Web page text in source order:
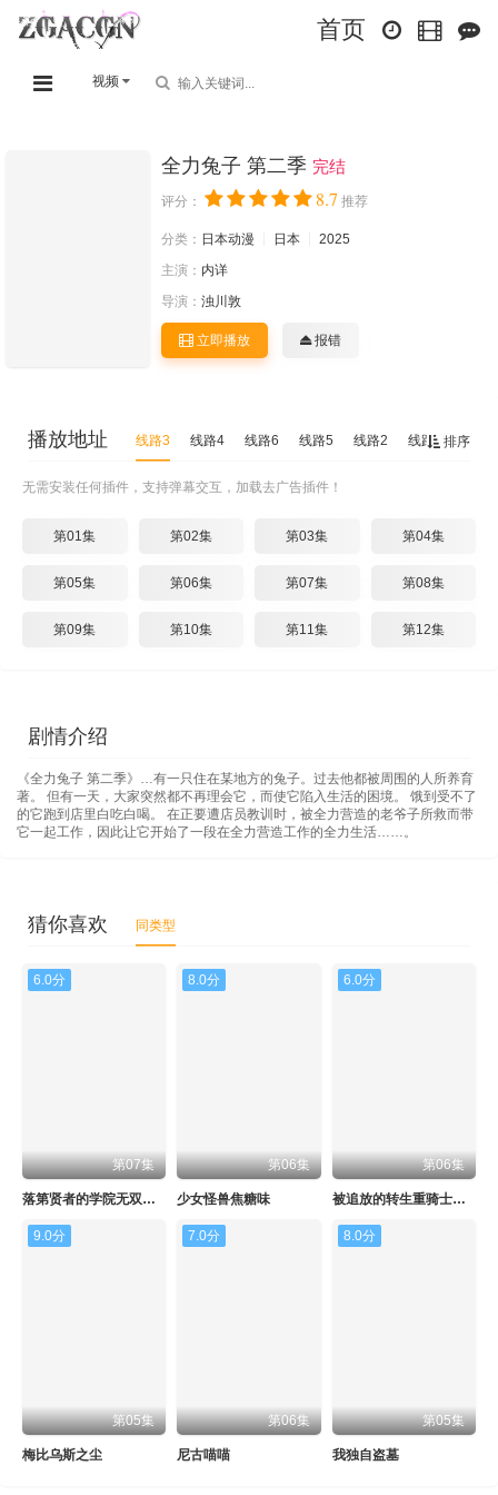
首页
视频
全力兔子 第二季 完结
评分： 8.7 推荐
分类： 日本动漫 日本
2025
主演： 内详
导演： 浊川敦
立即播放 报错
排序
播放地址 线路3 线路4 线路6 线路5 线路2 线路1
无需安装任何插件，支持弹幕交互，加载去广告插件！
第01集 第02集 第03集 第04集
第05集 第06集 第07集 第08集
第09集 第10集 第11集 第12集
剧情介绍
《全力兔子 第二季》…有一只住在某地方的兔子。过去他都被周围的人所养育
著。 但有一天，大家突然都不再理会它，而使它陷入生活的困境。 饿到受不了
的它跑到店里白吃白喝。 在正要遭店员教训时，被全力营造的老爷子所救而带
它一起工作，因此让它开始了一段在全力营造工作的全力生活……。
猜你喜欢 同类型
6.0分
第07集
落第贤者的学院无双第二回转生，S等级作弊魔术师冒险记
8.0分
第06集
少女怪兽焦糖味
6.0分
第06集
被追放的转生重骑士用游戏知识开无双
9.0分
第05集
梅比乌斯之尘
7.0分
第06集
尼古喵喵
8.0分
第05集
我独自盗墓